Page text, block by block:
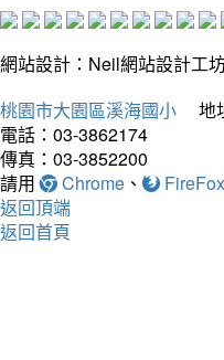
網站設計：Neil網站設計工
桃園市大園區溪海國小
地
電話：03-3862174
傳真：03-3852200
請用
Chrome 、 FireFox
返回頂端
返回首頁